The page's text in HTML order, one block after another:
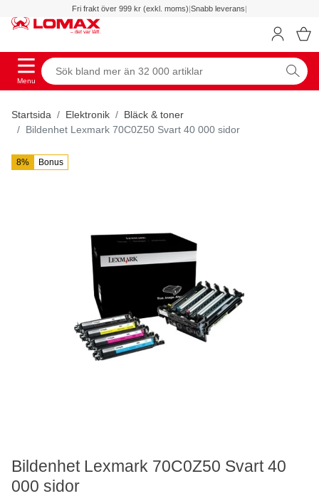
Fri frakt över 999 kr (exkl. moms)|Snabb leverans|
Menu
Startsida Elektronik
Bläck & toner
Bildenhet Lexmark 70C0Z50 Svart 40 000 sidor
8% Bonus
Bildenhet Lexmark 70C0Z50 Svart 40
000 sidor